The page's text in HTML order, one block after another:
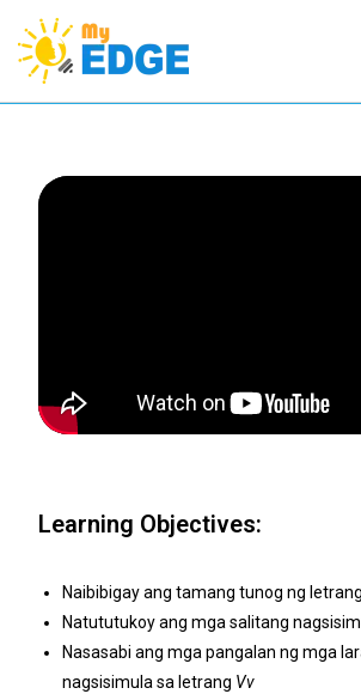
Learning Objectives:
Naibibigay ang tamang tunog ng letrang
Natututukoy ang mga salitang
Nasasabi ang mga pangalan ng mga
nagsisimula sa letrang Vv